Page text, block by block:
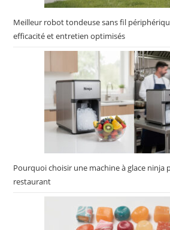
Meilleur robot tondeuse sans fil
efficacité et entretien optimisés
Pourquoi choisir une machine à glace ninja
restaurant